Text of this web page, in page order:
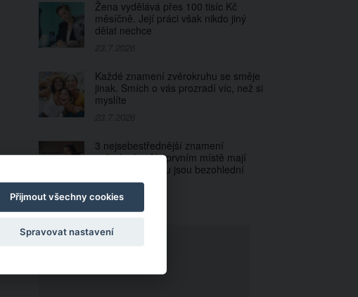
Žena vydělává přes 100 tisíc Kč
měsíčně. Její práci však nikdo jiný
dělat nechce
Každé znamení zvěrokruhu se směje
jinak. Smích o vás prozradí víc, než si
myslíte
3 nejsebestřednější znamení
zvěrokruhu. Na prvním místě mají
sebe a ve vztahu jsou bezohlední
23.7.2026
Přijmout všechny cookies
Spravovat nastavení